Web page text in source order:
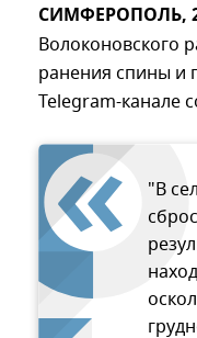
СИМФЕРОПОЛЬ,
Волоконовского
ранения спины и
Telegram-канале
"В